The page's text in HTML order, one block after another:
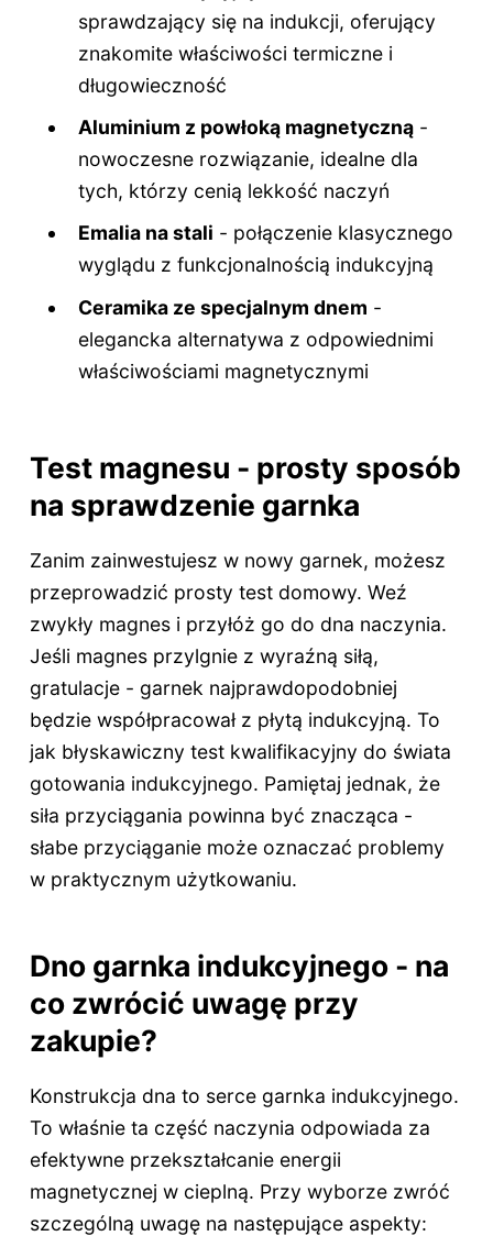
sprawdzający się na indukcji, oferujący
znakomite właściwości termiczne i
długowieczność
Aluminium z powłoką magnetyczną -
nowoczesne rozwiązanie, idealne dla
tych, którzy cenią lekkość naczyń
Emalia na stali - połączenie klasycznego
wyglądu z funkcjonalnością indukcyjną
Ceramika ze specjalnym dnem -
elegancka alternatywa z odpowiednimi
właściwościami magnetycznymi
Test magnesu - prosty sposób
na sprawdzenie garnka
Zanim zainwestujesz w nowy garnek, możesz
przeprowadzić prosty test domowy. Weź
zwykły magnes i przyłóż go do dna naczynia.
Jeśli magnes przylgnie z wyraźną siłą,
gratulacje - garnek najprawdopodobniej
będzie współpracował z płytą indukcyjną. To
jak błyskawiczny test kwalifikacyjny do świata
gotowania indukcyjnego. Pamiętaj jednak, że
siła przyciągania powinna być znacząca -
słabe przyciąganie może oznaczać problemy
w praktycznym użytkowaniu.
Dno garnka indukcyjnego - na
co zwrócić uwagę przy
zakupie?
Konstrukcja dna to serce garnka indukcyjnego.
To właśnie ta część naczynia odpowiada za
efektywne przekształcanie energii
magnetycznej w cieplną. Przy wyborze zwróć
szczególną uwagę na następujące aspekty: